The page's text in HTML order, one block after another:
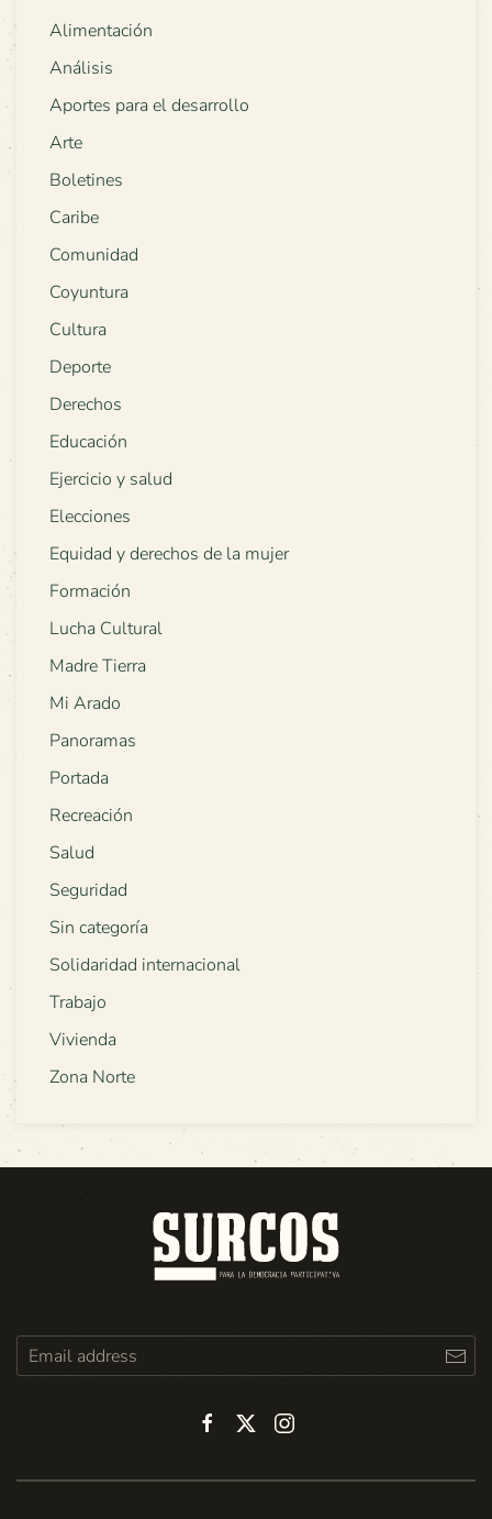
Alimentación
Análisis
Aportes para el desarrollo
Arte
Boletines
Caribe
Comunidad
Coyuntura
Cultura
Deporte
Derechos
Educación
Ejercicio y salud
Elecciones
Equidad y derechos de la mujer
Formación
Lucha Cultural
Madre Tierra
Mi Arado
Panoramas
Portada
Recreación
Salud
Seguridad
Sin categoría
Solidaridad internacional
Trabajo
Vivienda
Zona Norte